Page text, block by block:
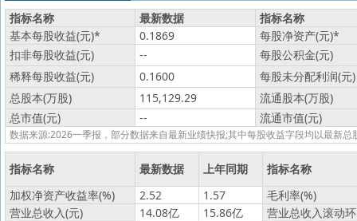
指标名称 最新数据
指标名称
基本每股收益(元)* 0.1869 每股净资产(元)*
扣非每股收益(元)
--
每股公积金(元)
稀释每股收益(元)
0.1600
每股未分配利润(元)
总股本(万股)
115,129.29
流通股本(万股)
总市值(元)
-- 流通市值(元)
数据来源:2026一季报，部分数据来自最新业绩快报;其中每股收益字段均以最新
指标名称 最新数据 上年同期
指标名称
加权净资产收益率(%)
2.52 1.57
毛利率(%)
营业总收入(元)
14.08亿 15.86亿
营业总收入滚动